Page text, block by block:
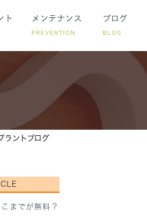
ト メンテナンス
PREVENTION
ブログ
BLOG
ラントブログ
までが無料？